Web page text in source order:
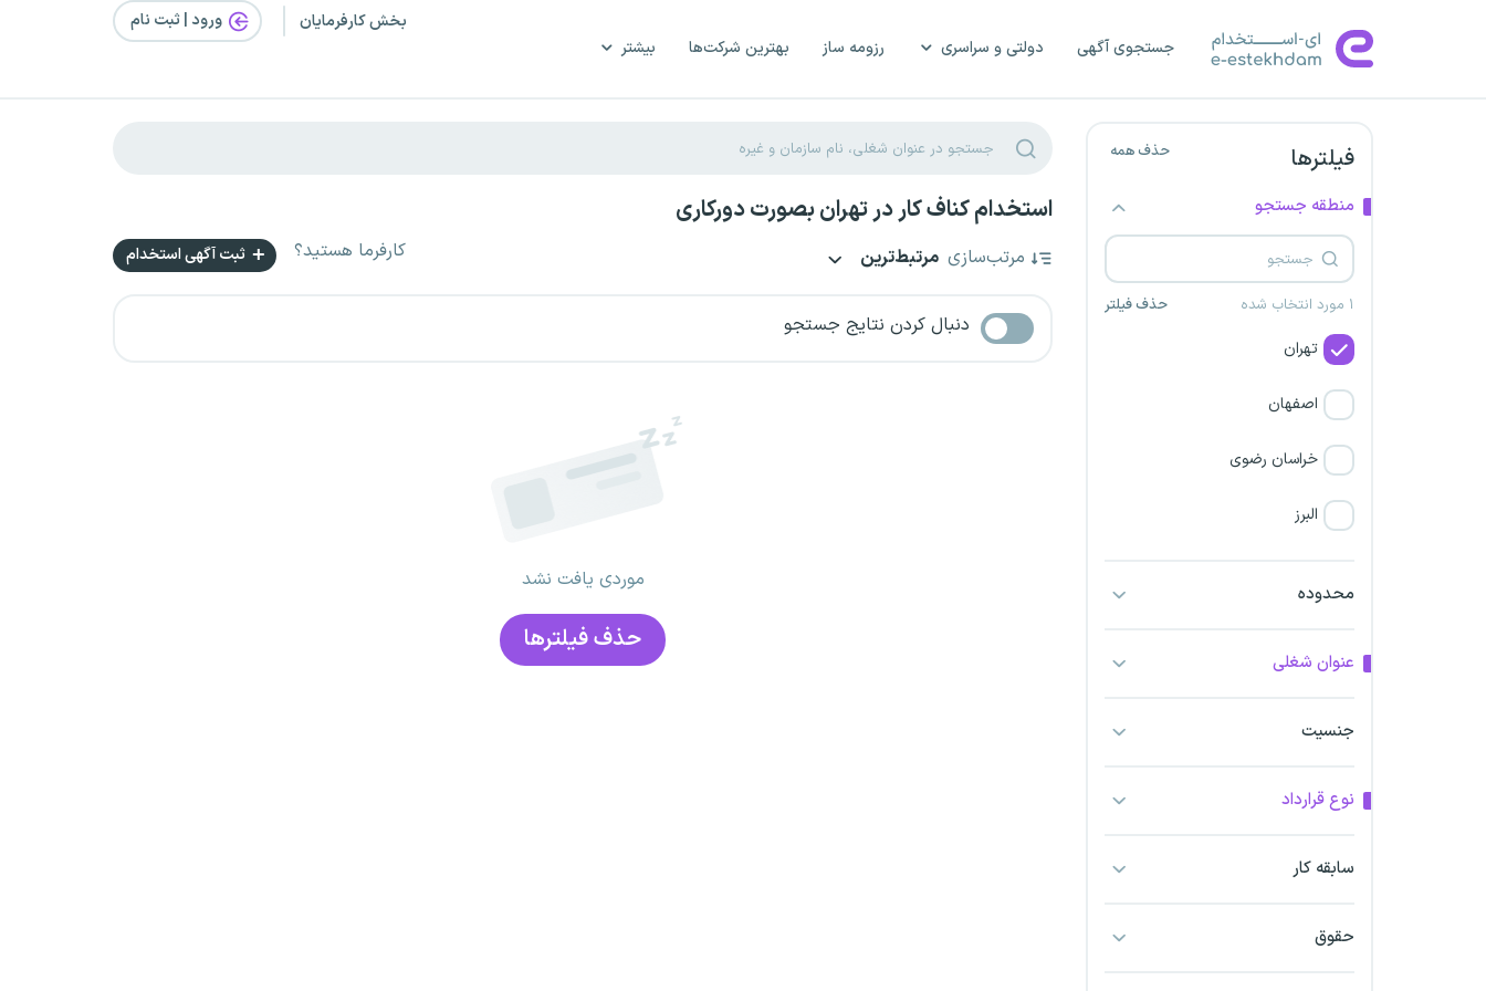
جستجوی آگهی دولتی و سراسری رزومه ساز بهترین شرکت‌ها بیشتر
بخش کارفرمایان ورود | ثبت‌ نام
فیلترها حذف همه
منطقه جستجو
۱ مورد انتخاب شده حذف فیلتر
تهران
اصفهان
خراسان رضوی
البرز
اراک
اردبیل
محدوده
عنوان شغلی
جنسیت
نوع قرارداد
سابقه کار
حقوق
استخدام کناف کار در تهران بصورت دورکاری
مرتب‌سازی مرتبط‌ترین کارفرما هستید؟ ثبت آگهی استخدام
دنبال کردن نتایج جستجو
موردی یافت نشد
حذف فیلتر‌ها